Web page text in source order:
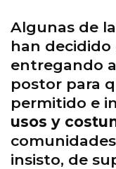
Algunas de
han decidido
entregando
postor para
permitido e
usos y
insisto, de